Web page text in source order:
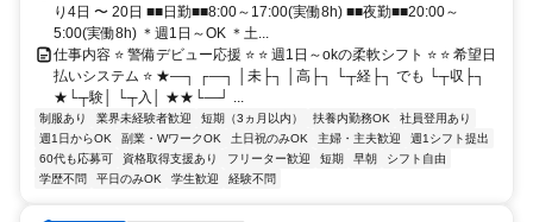
り4日 〜 20日 ■■日勤■■8:00～17:00(実働8h) ■■夜勤■■20:00～
5:00(実働8h) ＊週1日～OK ＊土...
仕事内容 ⭐ 警備デビュー応援 ⭐ ⭐ 週1日～okの柔軟シフト ⭐ ⭐ 希望日
払いシステム ⭐ ★―┐ ┌―┐ │未├┐ │高├┐ └┬経├┐ でも └┬収├┐
★└┬験│ └┬入│ ★★└―┘ ...
制服あり 業界未経験者歓迎 短期（3ヵ月以内） 扶養内勤務OK
社員登用あり
週1日からOK
副業・WワークOK 土日祝のみOK 主婦・主夫歓迎
週1シフト提出
60代も応募可
資格取得支援あり フリーター歓迎 短期 早朝
シフト自由
学歴不問
平日のみOK 学生歓迎 経験不問